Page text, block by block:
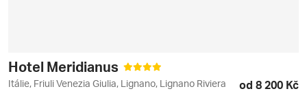
Hotel Meridianus
Itálie, Friuli Venezia Giulia, Lignano, Lignano Riviera od 8 200 Kč